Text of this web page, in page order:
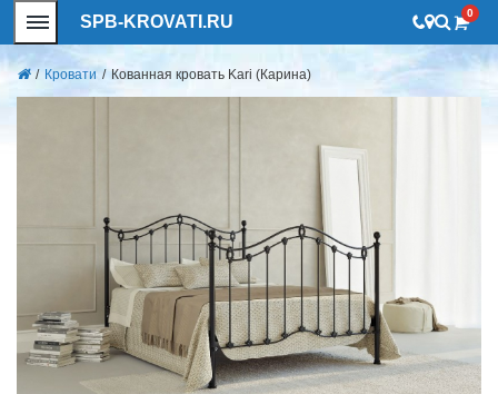
SPB-KROVATI.RU 0
/ Кровати / Кованная кровать Kari (Карина)